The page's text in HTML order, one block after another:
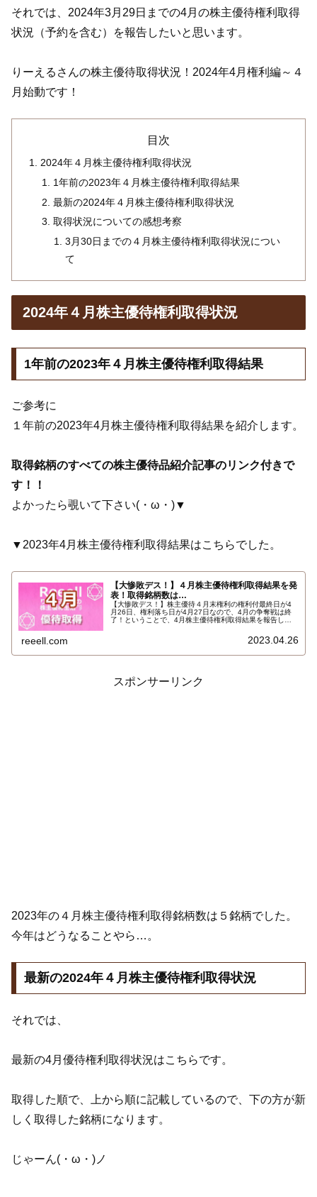
それでは、2024年3月29日までの4月の株主優待権利取得
状況（予約を含む）を報告したいと思います。
りーえるさんの株主優待取得状況！2024年4月権利編～４
月始動です！
目次
2024年４月株主優待権利取得状況
1年前の2023年４月株主優待権利取得結果
最新の2024年４月株主優待権利取得状況
取得状況についての感想考察
3月30日までの４月株主優待権利取得状況につい
て
2024年４月株主優待権利取得状況
1年前の2023年４月株主優待権利取得結果
ご参考に
１年前の2023年4月株主優待権利取得結果を紹介します。
取得銘柄のすべての株主優待品紹介記事のリンク付きで
す！！
よかったら覗いて下さい(・ω・)▼
▼2023年4月株主優待権利取得結果はこちらでした。
【大惨敗デス！】４月株主優待権利取得結果を発
表！取得銘柄数は…
【大惨敗デス！】株主優待４月末権利の権利付最終日が4
月26日、権利落ち日が4月27日なので、4月の争奪戦は終
了！ということで、4月株主優待権利取得結果を報告しま
Ｃ日興証券でした。ＳＢＩ証券、ＧＭＯクリック証券、楽
reeell.com 2023.04.26
スポンサーリンク
2023年の４月株主優待権利取得銘柄数は５銘柄でした。
今年はどうなることやら…。
最新の2024年４月株主優待権利取得状況
それでは、
最新の4月優待権利取得状況はこちらです。
取得した順で、上から順に記載しているので、下の方が新
しく取得した銘柄になります。
じゃーん(・ω・)ノ